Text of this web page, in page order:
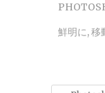
鮮明に,移